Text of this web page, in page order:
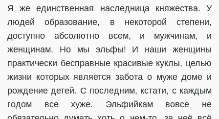
Я же единственная наследница княжества. У
людей образование, в некоторой степени,
доступно абсолютно всем, и мужчинам, и
женщинам. Но мы эльфы! И наши женщины
практически бесправные красивые куклы, целью
жизни которых является забота о муже доме и
рождение детей. С последним, кстати, с каждым
годом все хуже. Эльфийкам вовсе не